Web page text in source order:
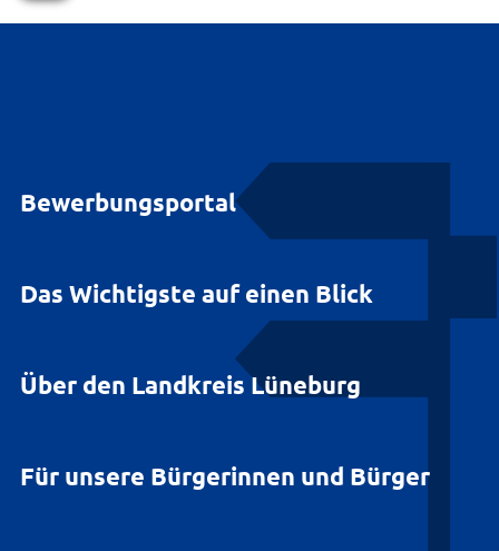
Bewerbungsportal
Das Wichtigste auf einen Blick
Über den Landkreis Lüneburg
Für unsere Bürgerinnen und Bürger